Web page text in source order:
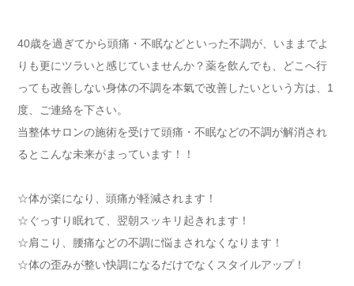
40歳を過ぎてから頭痛・不眠などといった不調が、いままでよ
りも更にツラいと感じていませんか？薬を飲んでも、どこへ行
っても改善しない身体の不調を本氣で改善したいという方は、1
度、ご連絡を下さい。
当整体サロンの施術を受けて頭痛・不眠などの不調が解消され
るとこんな未来がまっています！！
☆体が楽になり、頭痛が軽減されます！
☆ぐっすり眠れて、翌朝スッキリ起きれます！
☆肩こり、腰痛などの不調に悩まされなくなります！
☆体の歪みが整い快調になるだけでなくスタイルアップ！